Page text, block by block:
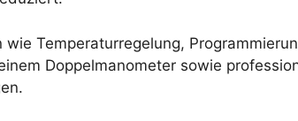
Temperaturregelung,
Doppelmanometer sowie